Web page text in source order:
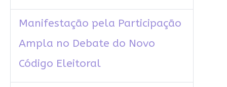
Manifestação pela Participação
Ampla no Debate do Novo
Código Eleitoral